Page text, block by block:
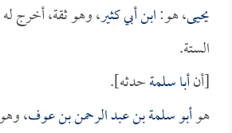
يحيى، هو:ابن أبي كثير، وهو ثقة، أخرج
الستة.
[أنأبا سلمةحدثه].
هوأبو سلمة بن عبد الرحمن بن عوف،